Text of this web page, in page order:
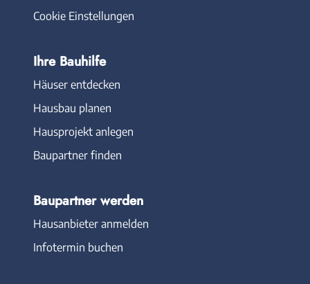
Cookie Einstellungen
Ihre Bauhilfe
Häuser entdecken
Hausbau planen
Hausprojekt anlegen
Baupartner finden
Baupartner werden
Hausanbieter anmelden
Infotermin buchen